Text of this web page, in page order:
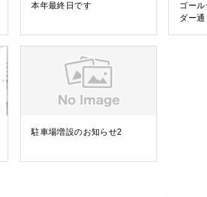
本年最終日です
ゴー
ダー
駐車場増設のお知らせ2